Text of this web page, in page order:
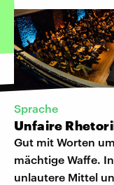
Sprache
Unfaire
Gut mit Worten
mächtige Waffe.
unlautere Mittel